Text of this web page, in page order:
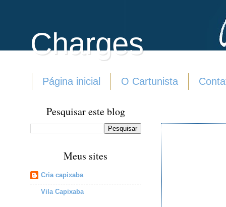
Charges
Página inicial O Cartunista
Pesquisar este blog
Meus sites
Cria capixaba
Vila Capixaba